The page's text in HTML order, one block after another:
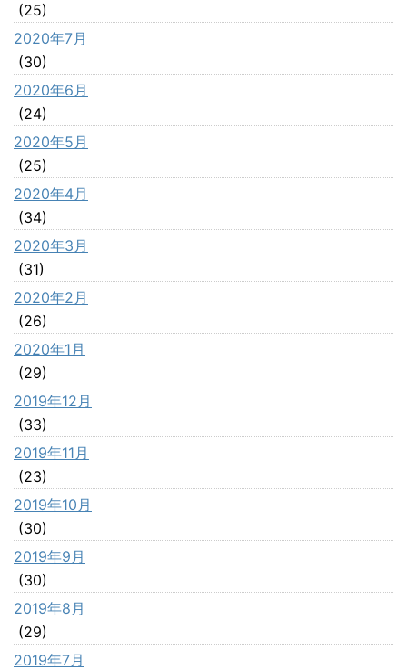
(25)
2020年7月
(30)
2020年6月
(24)
2020年5月
(25)
2020年4月
(34)
2020年3月
(31)
2020年2月
(26)
2020年1月
(29)
2019年12月
(33)
2019年11月
(23)
2019年10月
(30)
2019年9月
(30)
2019年8月
(29)
2019年7月